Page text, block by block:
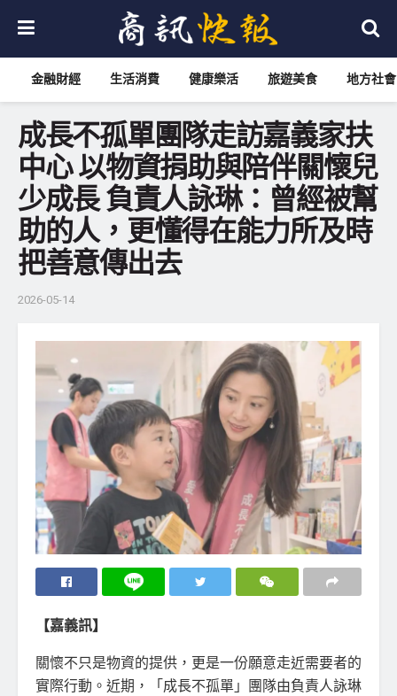
金融財經 生活消費 健康樂活 旅遊美食 地方社會
成長不孤單團隊走訪嘉義家扶
中心 以物資捐助與陪伴關懷兒
少成長 負責人詠琳：曾經被幫
助的人，更懂得在能力所及時
把善意傳出去
2026-05-14
【嘉義訊】
關懷不只是物資的提供，更是一份願意走近需要者的
實際行動。近期，「成長不孤單」團隊由負責人詠琳